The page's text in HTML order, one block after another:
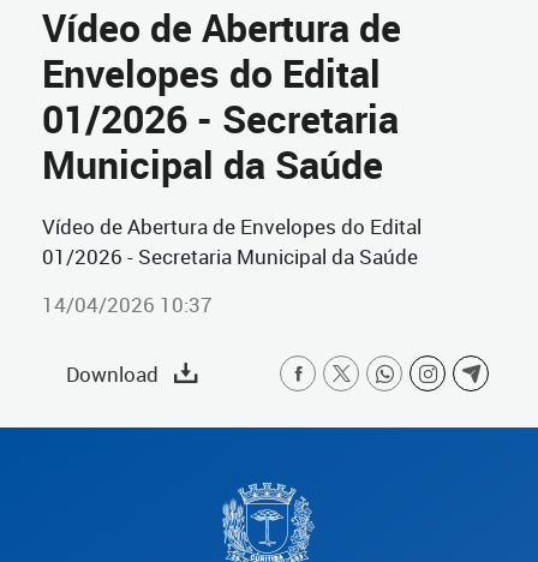
Vídeo de Abertura de
Envelopes do Edital
01/2026 - Secretaria
Municipal da Saúde
Vídeo de Abertura de Envelopes do Edital
01/2026 - Secretaria Municipal da Saúde
14/04/2026 10:37
Download